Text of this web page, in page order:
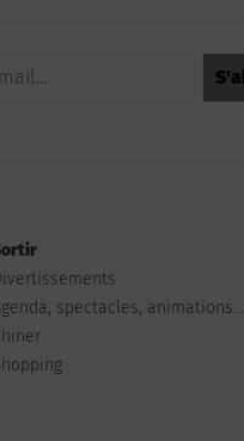
spectacles, animations...